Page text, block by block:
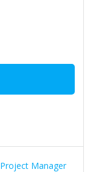
Next
Project Manager